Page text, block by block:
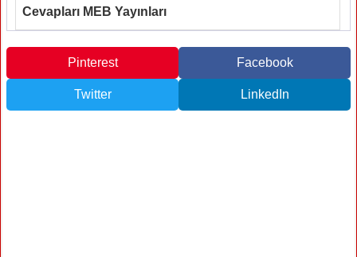
Cevapları MEB Yayınları
Pinterest Facebook
Twitter LinkedIn